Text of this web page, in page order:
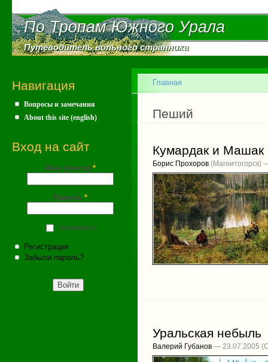
По Тропам Южного Урала
По Тропам Южного Урала
Путеводитель вольного странника
Путеводитель вольного странника
Навигация
Вопросы и замечания
About this site (english)
Вход на сайт
Имя (почта) *
Пароль *
Запомнить
Регистрация
Забыли пароль?
Вы здесь
Главная
Пеший
Кумардак и Машак
Борис Прохоров (Магнитогорск)
Уральская небыль
Валерий Губанов — 23.07.2005